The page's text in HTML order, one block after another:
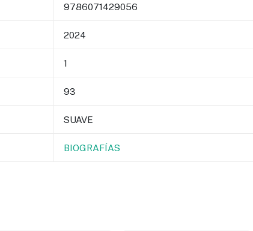
9786071429056
2024
1
93
SUAVE
BIOGRAFÍAS